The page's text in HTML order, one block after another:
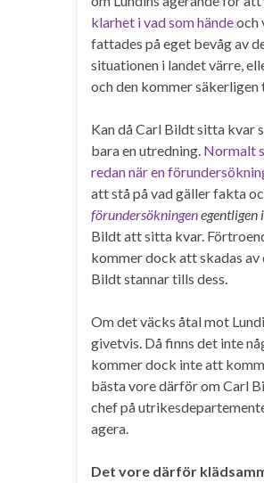
klarhet i vad som händeoch
fattades på eget bevåg av
situationen i landet värre,
och den kommer säkerligen
Kan då Carl Bildt sitta kvar
bara en utredning. Normalt
redan när en
att stå på vad gäller fakta
förundersökningenegentligen
Bildt att sitta kvar.
kommer dock att skadas
Bildt stannar tills dess.
Om det väcks åtal mot
givetvis. Då finns det inte
kommer dock inte att
bästa vore därför om Carl
chef på
agera.
Det vore därför